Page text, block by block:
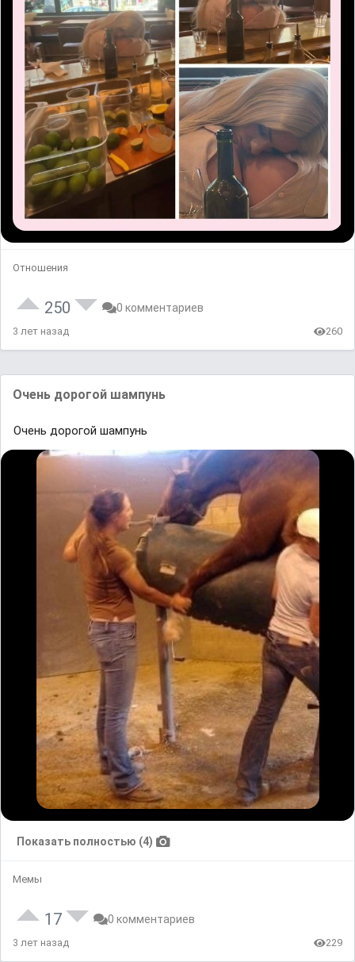
Отношения
250 0 комментариев
3 лет назад 260
Очень дорогой шампунь
Очень дорогой шампунь
Показать полностью (4)
Мемы
17 0 комментариев
3 лет назад 229